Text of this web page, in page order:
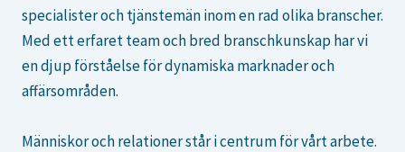
specialister och tjänstemän inom en rad olika branscher.
Med ett erfaret team och bred branschkunskap har vi
en djup förståelse för dynamiska marknader och
affärsområden.
Människor och relationer står i centrum för vårt arbete.